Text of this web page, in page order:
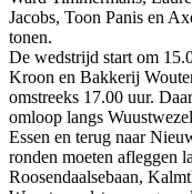
Jacobs, Toon Panis en
tonen.
De wedstrijd start om
Kroon en Bakkerij
omstreeks 17.00 uur.
omloop langs
Essen en terug naar
ronden moeten afleggen
Roosendaalsebaan,